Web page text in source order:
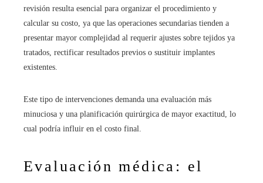
revisión resulta esencial para organizar el procedimiento y
calcular su costo, ya que las operaciones secundarias tienden a
presentar mayor complejidad al requerir ajustes sobre tejidos ya
tratados, rectificar resultados previos o sustituir implantes
existentes.
Este tipo de intervenciones demanda una evaluación más
minuciosa y una planificación quirúrgica de mayor exactitud, lo
cual podría influir en el costo final.
Evaluación médica: el